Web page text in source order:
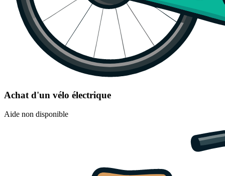
Achat d'un vélo électrique
Aide non disponible